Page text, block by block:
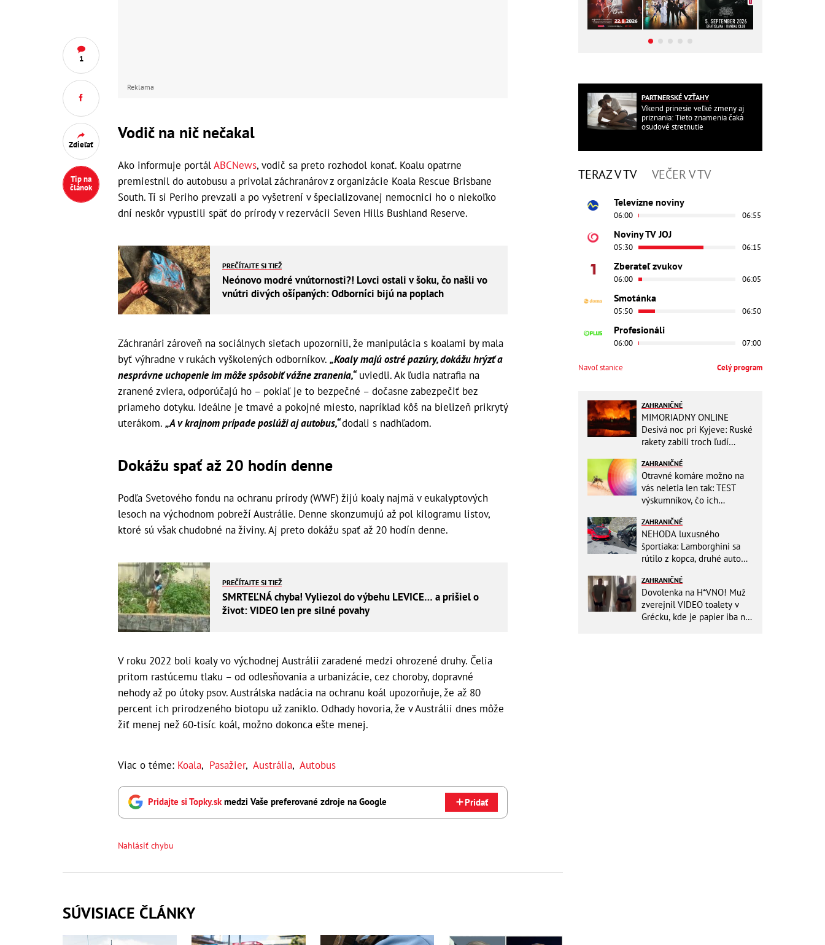
1
Zdieľať
Tip na
článok
Reklama
Vodič na nič nečakal
Ako informuje portálABCNews, vodič sa preto rozhodol konať. Koalu opatrne
premiestnil do autobusu a privolal záchranárov z organizácie Koala Rescue Brisbane
South. Tí si Periho prevzali a po vyšetrení v špecializovanej nemocnici ho o niekoľko
dní neskôr vypustili späť do prírody v rezervácii Seven Hills Bushland Reserve.
PREČÍTAJTE SI TIEŽ
Neónovo modré vnútornosti?! Lovci ostali v šoku, čo našli vo
vnútri divých ošípaných: Odborníci bijú na poplach
Záchranári zároveň na sociálnych sieťach upozornili, že manipulácia s koalami by mala
byť výhradne v rukách vyškolených odborníkov. „Koaly majú ostré pazúry, dokážu hrýzť a
nesprávne uchopenie im môže spôsobiť vážne zranenia,“uviedli. Ak ľudia natrafia na
zranené zviera, odporúčajú ho – pokiaľ je to bezpečné – dočasne zabezpečiť bez
priameho dotyku. Ideálne je tmavé a pokojné miesto, napríklad kôš na bielizeň prikrytý
uterákom. „A v krajnom prípade poslúži aj autobus,“dodali s nadhľadom.
Dokážu spať až 20 hodín denne
Podľa Svetového fondu na ochranu prírody (WWF) žijú koaly najmä v eukalyptových
lesoch na východnom pobreží Austrálie. Denne skonzumujú až pol kilogramu listov,
ktoré sú však chudobné na živiny. Aj preto dokážu spať až 20 hodín denne.
PREČÍTAJTE SI TIEŽ
SMRTEĽNÁ chyba! Vyliezol do výbehu LEVICE… a prišiel o
život: VIDEO len pre silné povahy
V roku 2022 boli koaly vo východnej Austrálii zaradené medzi ohrozené druhy. Čelia
pritom rastúcemu tlaku – od odlesňovania a urbanizácie, cez choroby, dopravné
nehody až po útoky psov. Austrálska nadácia na ochranu koál upozorňuje, že až 80
percent ich prirodzeného biotopu už zaniklo. Odhady hovoria, že v Austrálii dnes môže
žiť menej než 60-tisíc koál, možno dokonca ešte menej.
Viac o téme: Koala, Pasažier, Austrália, Autobus
Pridajte si Topky.skmedzi Vaše preferované zdroje na Google Pridať
Nahlásiť chybu
SÚVISIACE ČLÁNKY
PARTNERSKÉ VZŤAHY
Víkend prinesie veľké zmeny aj
priznania: Tieto znamenia čaká
osudové stretnutie
TERAZ V TV VEČER V TV
Televízne noviny
06:00 06:55
Noviny TV JOJ
05:30 06:15
Zberateľ zvukov
06:00 06:05
Smotánka
05:50 06:50
Profesionáli
06:00 07:00
Navoľ stanice Celý program
ZAHRANIČNÉ
MIMORIADNY ONLINE
Desivá noc pri Kyjeve: Ruské
rakety zabili troch ľudí
výbuchy
ZAHRANIČNÉ
Otravné komáre možno na
vás neletia len tak: TEST
výskumníkov, čo ich
ZAHRANIČNÉ
NEHODA luxusného
športiaka: Lamborghini sa
rútilo z kopca, druhé auto
horšie
ZAHRANIČNÉ
Dovolenka na H*VNO! Muž
zverejnil VIDEO toalety v
Grécku, kde je papier iba na